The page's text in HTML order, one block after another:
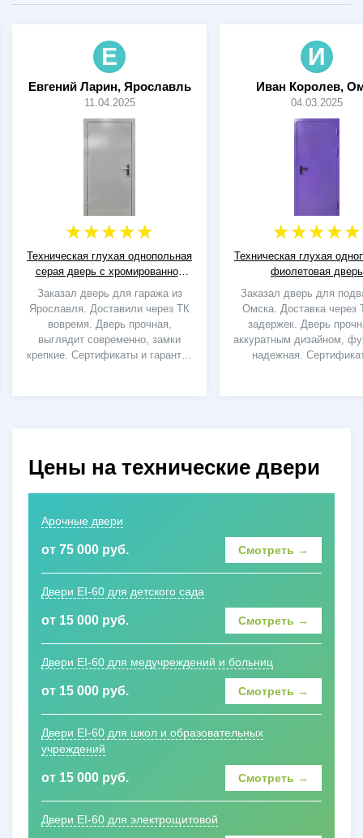
Е
Евгений Ларин, Ярославль
11.04.2025
Техническая глухая однопольная
серая дверь с хромированной
Заказал дверь для гаража из
Ярославля. Доставили через ТК
вовремя. Дверь прочная,
выглядит современно, замки
крепкие. Сертификаты и гарантия
И
Иван Королев,
04.03.2025
Техническая глухая
фиолетовая дверь
Заказал дверь для
Омска. Доставка через
задержек. Дверь
аккуратным дизайном,
надежная.
Цены на технические двери
Арочные двери
от 75 000 руб. Смотреть →
Двери EI-60 для детского сада
от 15 000 руб. Смотреть →
Двери EI-60 для медучреждений и больниц
от 15 000 руб. Смотреть →
Двери EI-60 для школ и образовательных
учреждений
от 15 000 руб. Смотреть →
Двери EI-60 для электрощитовой